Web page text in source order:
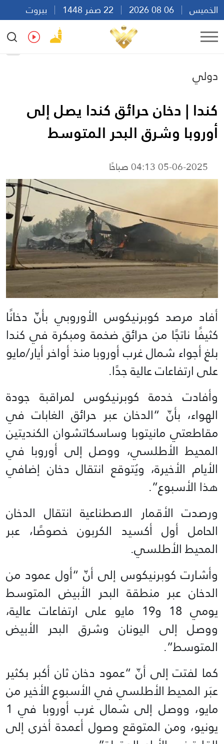
الخميس
بيروت
10:45
Ar
دولي
كندا | دخان حرائق كندا يصل إلى
أوروبا وشرق البحر المتوسط
05-06-2025 04:13 صباحًا
أفاد مرصد كوبرنيكوس الأوروبي بأنّ دخانًا
كثيفًا ناتجًا من حرائق ضخمة ومبكرة في كندا
بلغ أجواء شمال غرب أوروبا منذ أواخر أيار/مايو
على ارتفاعات عالية جدًا.
وأفادت خدمة كوبرنيكوس لمراقبة جودة
الهواء، بأنّ “الدخان عبر حرائق الغابات في
مقاطعتي مانيتوبا وساسكاتشوان الكنديتين
المحيط الأطلسي، ووصل إلى أوروبا في
الأيام الأخيرة، ويُتوقع انتقال دخان إضافي
هذا الأسبوع”.
ورصدت الأقمار الاصطناعية انتقال الدخان
الحامل أول أكسيد الكربون خصوصًا، عبر
المحيط الأطلسي.
وأشارت كوبرنيكوس إلى أنّ “أول عمود من
الدخان عبر منطقة البحر الأبيض المتوسط
يومي 18 و19 مايو على ارتفاعات عالية،
ووصل إلى اليونان وشرق البحر الأبيض
المتوسط”.
كما لفتت إلى أنّ “عمود دخان ثان أكبر بكثير
عبَر المحيط الأطلسي في الأسبوع الأخير من
مايو، ووصل إلى شمال غرب أوروبا في 1
يونيو، ومن المتوقع وصول أعمدة أخرى إلى